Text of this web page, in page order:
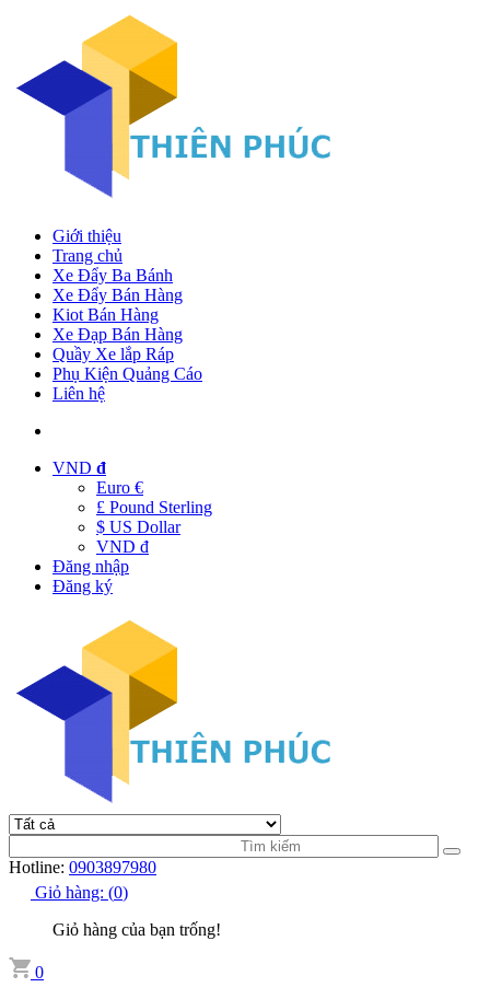
Giới thiệu
Trang chủ
Xe Đẩy Ba Bánh
Xe Đẩy Bán Hàng
Kiot Bán Hàng
Xe Đạp Bán Hàng
Quầy Xe lắp Ráp
Phụ Kiện Quảng Cáo
Liên hệ
VND đ
Euro €
£ Pound Sterling
$ US Dollar
VND đ
Đăng nhập
Đăng ký
Hotline: 0903897980
Giỏ hàng: (0)
Giỏ hàng của bạn trống!
0